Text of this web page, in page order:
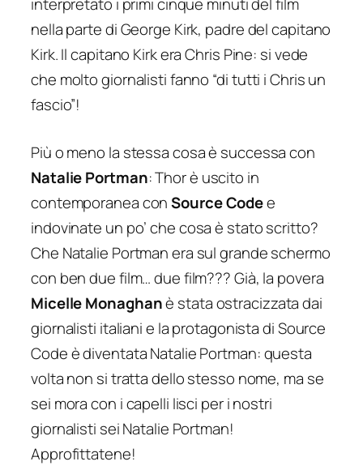
nella parte di George Kirk, padre del capitano
Kirk. Il capitano Kirk era Chris Pine: si vede
che molto giornalisti fanno “di tutti i Chris un
fascio”!
Più o meno la stessa cosa è successa con
Natalie Portman: Thor è uscito in
contemporanea conSource Codee
indovinate un po’ che cosa è stato scritto?
Che Natalie Portman era sul grande schermo
con ben due film… due film??? Già, la povera
Micelle Monaghanè stata ostracizzata dai
giornalisti italiani e la protagonista di Source
Code è diventata Natalie Portman: questa
volta non si tratta dello stesso nome, ma se
sei mora con i capelli lisci per i nostri
giornalisti sei Natalie Portman!
Approfittatene!